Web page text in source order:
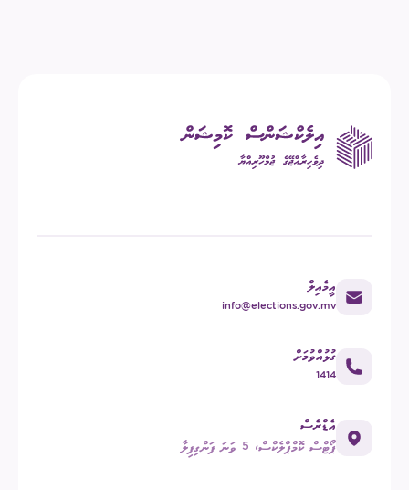
އީމެއިލް
info@elections.gov.mv
ގުޅުއްވުމަށް
1414
އެޑްރެސް
ޕޯޓްސް ކޮމްޕްލެކްސް، 5 ވަނަ ފަންގިފިލާ